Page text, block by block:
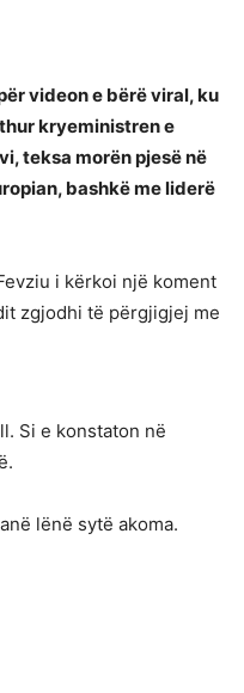
videon e bërë viral, ku
kryeministren e
teksa morën pjesë në
bashkë me liderë
i kërkoi një koment
zgjodhi të përgjigjej me
Si e konstaton në
lënë sytë akoma.